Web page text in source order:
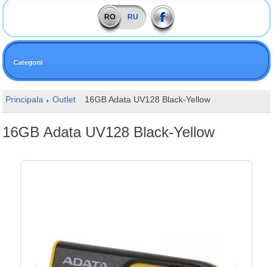
RO RU
Categorii
Principala Outlet 16GB Adata UV128 Black-Yellow
16GB Adata UV128 Black-Yellow